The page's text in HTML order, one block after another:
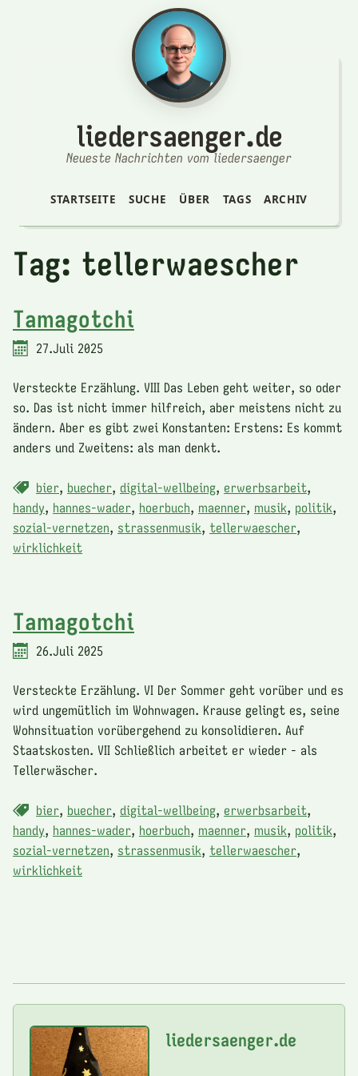
liedersaenger.de
Neueste Nachrichten vom liedersaenger
STARTSEITE SUCHE ÜBER TAGS ARCHIV
Tag: tellerwaescher
Tamagotchi
27.Juli 2025
Versteckte Erzählung. VIII Das Leben geht weiter, so oder
so. Das ist nicht immer hilfreich, aber meistens nicht zu
ändern. Aber es gibt zwei Konstanten: Erstens: Es kommt
anders und Zweitens: als man denkt.
bier, buecher, digital-wellbeing, erwerbsarbeit,
handy, hannes-wader, hoerbuch, maenner, musik, politik,
sozial-vernetzen, strassenmusik, tellerwaescher,
wirklichkeit
Tamagotchi
26.Juli 2025
Versteckte Erzählung. VI Der Sommer geht vorüber und es
wird ungemütlich im Wohnwagen. Krause gelingt es, seine
Wohnsituation vorübergehend zu konsolidieren. Auf
Staatskosten. VII Schließlich arbeitet er wieder - als
Tellerwäscher.
bier, buecher, digital-wellbeing, erwerbsarbeit,
handy, hannes-wader, hoerbuch, maenner, musik, politik,
sozial-vernetzen, strassenmusik, tellerwaescher,
wirklichkeit
liedersaenger.de